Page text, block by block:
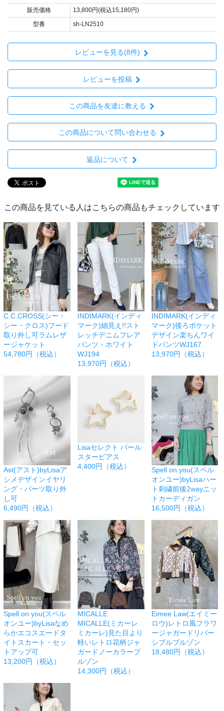
販売価格
13,800円(税込15,180円)
型番
sh-LN2510
レビューを見る(8件)
レビューを投稿
この商品を友達に教える
この商品について問い合わせる
返品について
この商品を見ている人はこちらの商品もチェックしています
C.C.CROSS(シー・
シー・クロス)フード
取り外し可ラムレザ
ージャケット
54,780円（税込）
INDIMARK(インディ
マーク)細見え!!スト
レッチデニムフレア
パンツ・ホワイト
WJ194
13,970円（税込）
INDIMARK(インディ
マーク)後ろポケット
デザイン楽ちんワイ
ドパンツWJ167
13,970円（税込）
Ast(アスト)byLisaア
シメデザインイヤリ
ング・パーツ取り外
し可
6,490円（税込）
Lisaセレクト パール
スターピアス
4,400円（税込）
Spell on you(スペル
オンユー)byLisaハー
ト刺繍前後2wayニッ
トカーディガン
16,500円（税込）
Spell on you(スペル
オンユー)byLisaなめ
らかエコスエードタ
イトスカート・セッ
トアップ可
13,200円（税込）
MICALLE
MICALLE(ミカーレ
ミカーレ)見た目より
軽いレトロ花柄ジャ
ガードノーカラーブ
ルゾン
14,300円（税込）
Eimee Law(エイミー
ロウ)レトロ風フラワ
ージャガードリバー
シブルブルゾン
18,480円（税込）